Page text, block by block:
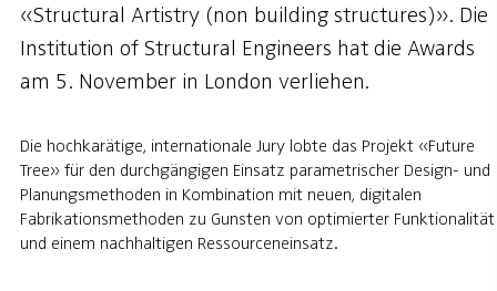
«Structural Artistry (non building structures)». Die
Institution of Structural Engineers hat die Awards
am 5. November in London verliehen.
Die hochkarätige, internationale Jury lobte das Projekt «Future
Tree» für den durchgängigen Einsatz parametrischer Design- und
Planungsmethoden in Kombination mit neuen, digitalen
Fabrikationsmethoden zu Gunsten von optimierter Funktionalität
und einem nachhaltigen Ressourceneinsatz.